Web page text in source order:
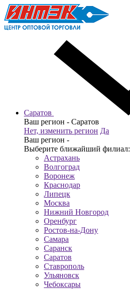
Саратов
Ваш регион - Саратов
Нет, изменить регион Да
Ваш регион -
Выберите ближайший филиал:
Астрахань
Волгоград
Воронеж
Краснодар
Липецк
Москва
Нижний Новгород
Оренбург
Ростов-на-Дону
Самара
Саранск
Саратов
Ставрополь
Ульяновск
Чебоксары